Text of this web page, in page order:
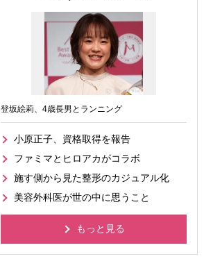
登坂絵莉、4歳長男とランニング
小原正子、資格取得を報告
ファミマとヒロアカがコラボ
施す側から見た整形のカジュアル化
美容外科医が世の中に思うこと
もっと見る